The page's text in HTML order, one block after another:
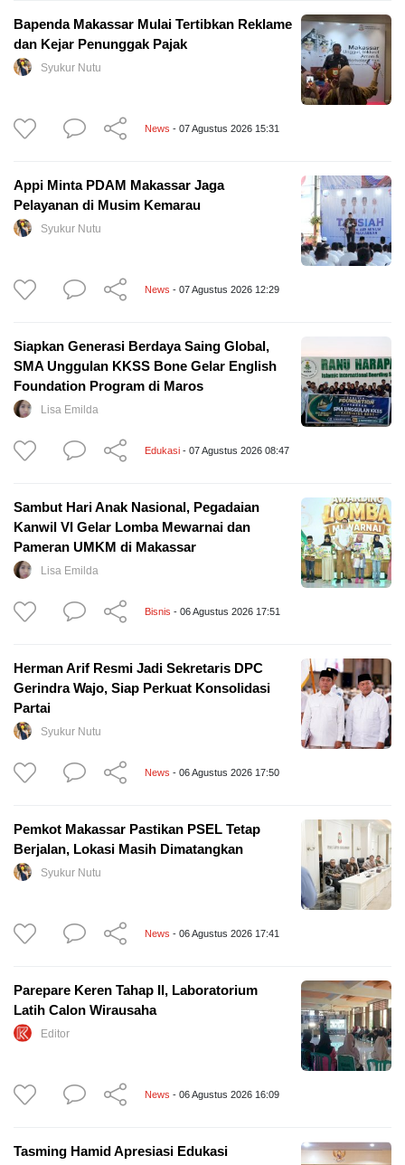
Bapenda Makassar Mulai Tertibkan Reklame
dan Kejar Penunggak Pajak
Syukur Nutu
News - 07 Agustus 2026 15:31
Appi Minta PDAM Makassar Jaga
Pelayanan di Musim Kemarau
Syukur Nutu
News - 07 Agustus 2026 12:29
Siapkan Generasi Berdaya Saing Global,
SMA Unggulan KKSS Bone Gelar English
Foundation Program di Maros
Lisa Emilda
Edukasi - 07 Agustus 2026 08:47
Sambut Hari Anak Nasional, Pegadaian
Kanwil VI Gelar Lomba Mewarnai dan
Pameran UMKM di Makassar
Lisa Emilda
Bisnis - 06 Agustus 2026 17:51
Herman Arif Resmi Jadi Sekretaris DPC
Gerindra Wajo, Siap Perkuat Konsolidasi
Partai
Syukur Nutu
News - 06 Agustus 2026 17:50
Pemkot Makassar Pastikan PSEL Tetap
Berjalan, Lokasi Masih Dimatangkan
Syukur Nutu
News - 06 Agustus 2026 17:41
Parepare Keren Tahap II, Laboratorium
Latih Calon Wirausaha
Editor
News - 06 Agustus 2026 16:09
Tasming Hamid Apresiasi Edukasi